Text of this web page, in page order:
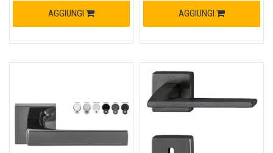
AGGIUNGI AGGIUNGI